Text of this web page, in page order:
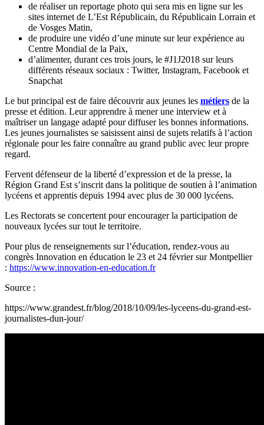
de réaliser un reportage photo qui sera mis en ligne sur les
sites internet de L’Est Républicain, du Républicain Lorrain et
de Vosges Matin,
de produire une vidéo d’une minute sur leur expérience au
Centre Mondial de la Paix,
d’alimenter, durant ces trois jours, le #J1J2018 sur leurs
différents réseaux sociaux : Twitter, Instagram, Facebook et
Snapchat
Le but principal est de faire découvrir aux jeunes les métiers de la
presse et édition. Leur apprendre à mener une interview et à
maîtriser un langage adapté pour diffuser les bonnes informations.
Les jeunes journalistes se saisissent ainsi de sujets relatifs à l’action
régionale pour les faire connaître au grand public avec leur propre
regard.
Fervent défenseur de la liberté d’expression et de la presse, la
Région Grand Est s’inscrit dans la politique de soutien à l’animation
lycéens et apprentis depuis 1994 avec plus de 30 000 lycéens.
Les Rectorats se concertent pour encourager la participation de
nouveaux lycées sur tout le territoire.
Pour plus de renseignements sur l’éducation, rendez-vous au
congrès Innovation en éducation le 23 et 24 février sur Montpellier
: https://www.innovation-en-education.fr
Source :
https://www.grandest.fr/blog/2018/10/09/les-lyceens-du-grand-est-
journalistes-dun-jour/